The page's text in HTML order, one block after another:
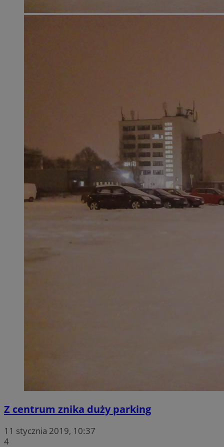
Z centrum znika duży parking
11 stycznia 2019, 10:37
4